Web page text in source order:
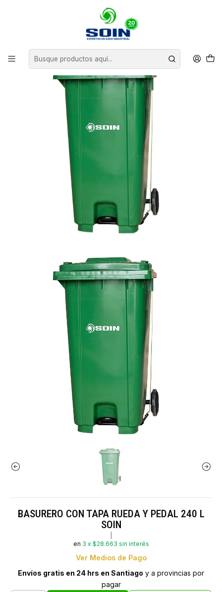
CONTENEDORES DE BASURA
BASURERO CON TAPA RUEDA Y PEDAL 240 L SOIN
BASURERO CON TAPA RUEDA Y PEDAL 240 L
SOIN
en 3 x $28.663 sin interés
Ver Medios de Pago
Envíos gratis en 24 hrs en Santiago y a provincias por
pagar